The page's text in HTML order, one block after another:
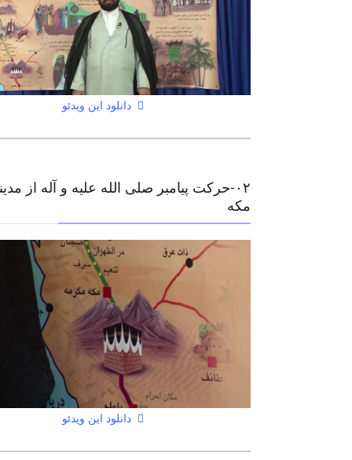
دانلود این ویدئو
۰٢-حرکت پیامبر صلی الله علیه و آله از
مکه
دانلود این ویدئو